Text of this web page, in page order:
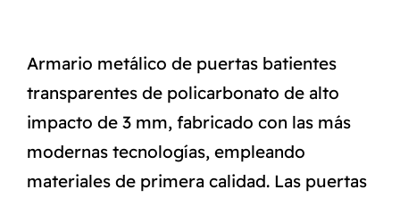
Armario metálico de puertas batientes
transparentes de policarbonato de alto
impacto de 3 mm, fabricado con las más
modernas tecnologías, empleando
materiales de primera calidad. Las puertas